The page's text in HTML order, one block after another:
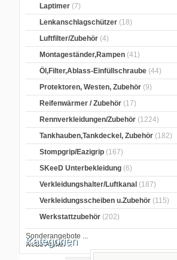
Laptimer (7)
Lenkanschlagschützer (18)
Luftfilter/Zubehör (4)
Montageständer,Rampen (41)
Öl,Filter,Ablass-Einfüllschraube (44)
Protektoren, Westen, Zubehör (9)
Reifenwärmer / Zubehör (17)
Rennverkleidungen/Zubehör (1224)
Tankhauben,Tankdeckel, Zubehör (182)
Stompgrip/Eazigrip (167)
SKeeD Unterbekleidung (6)
Verkleidungshalter/Luftkanal (187)
Verkleidungsscheiben u.Zubehör (115)
Werkstattzubehör (202)
Sonderangebote ...
Neue Artikel ...
Kategorien